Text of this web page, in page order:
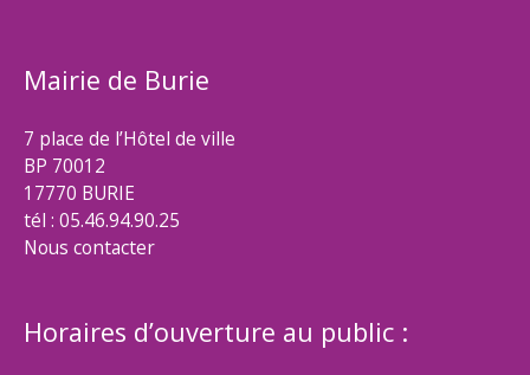
Mairie de Burie
7 place de l’Hôtel de ville
BP 70012
17770 BURIE
tél : 05.46.94.90.25
Nous contacter
Horaires d’ouverture au public :